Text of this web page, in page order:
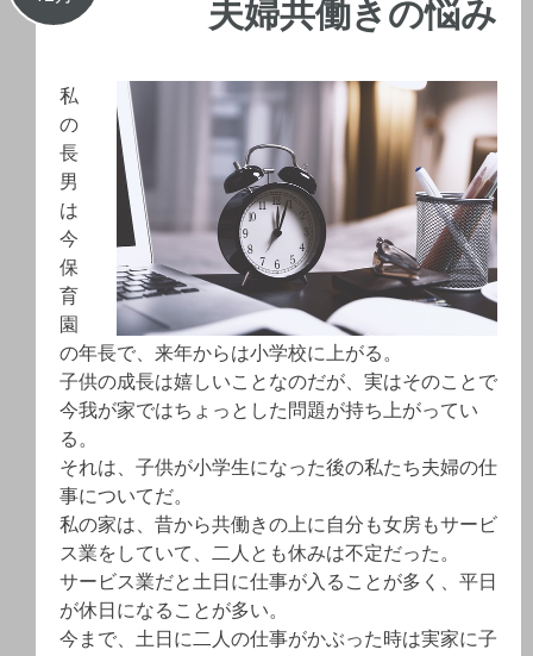
夫婦共働きの悩み
私
の
長
男
は
今
保
育
園
の年長で、来年からは小学校に上がる。
子供の成長は嬉しいことなのだが、実はそのことで
今我が家ではちょっとした問題が持ち上がってい
る。
それは、子供が小学生になった後の私たち夫婦の仕
事についてだ。
私の家は、昔から共働きの上に自分も女房もサービ
ス業をしていて、二人とも休みは不定だった。
サービス業だと土日に仕事が入ることが多く、平日
が休日になることが多い。
今まで、土日に二人の仕事がかぶった時は実家に子